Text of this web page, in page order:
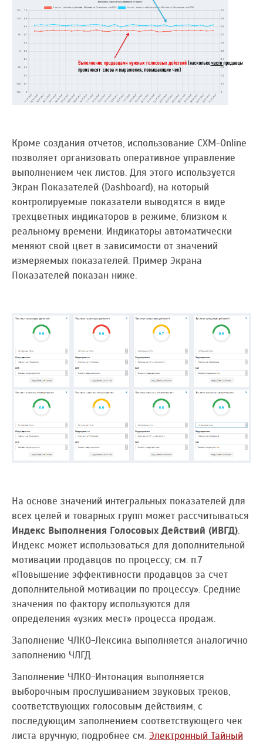
Кроме создания отчетов, использование CXM-Online
позволяет организовать оперативное управление
выполнением чек листов. Для этого используется
Экран Показателей (Dashboard), на который
контролируемые показатели выводятся в виде
трехцветных индикаторов в режиме, близком к
реальному времени. Индикаторы автоматически
меняют свой цвет в зависимости от значений
измеряемых показателей. Пример Экрана
Показателей показан ниже.
На основе значений интегральных показателей для
всех целей и товарных групп может рассчитываться
Индекс Выполнения Голосовых Действий (ИВГД).
Индекс может использоваться для дополнительной
мотивации продавцов по процессу; см. п.7
«Повышение эффективности продавцов за счет
дополнительной мотивации по процессу». Средние
значения по фактору используются для
определения «узких мест» процесса продаж.
Заполнение ЧЛКО-Лексика выполняется аналогично
заполнению ЧЛГД.
Заполнение ЧЛКО-Интонация выполняется
выборочным прослушиванием звуковых треков,
соответствующих голосовым действиям, с
последующим заполнением соответствующего чек
листа вручную; подробнее см. Электронный Тайный